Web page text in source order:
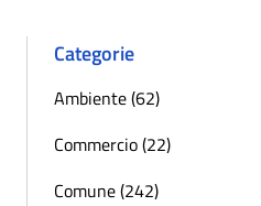
Categorie
Ambiente (62)
Commercio (22)
Comune (242)